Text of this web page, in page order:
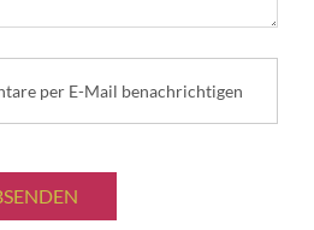
per E-Mail benachrichtigen